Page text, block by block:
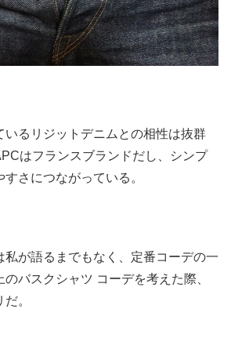
いるリジットデニムとの相性は抜群
はフランスブランドだし、
シンプ
さにつながっている。
私が語るまでもなく、定番コーデの一
バスクシャツ コーデを考えた際、
。